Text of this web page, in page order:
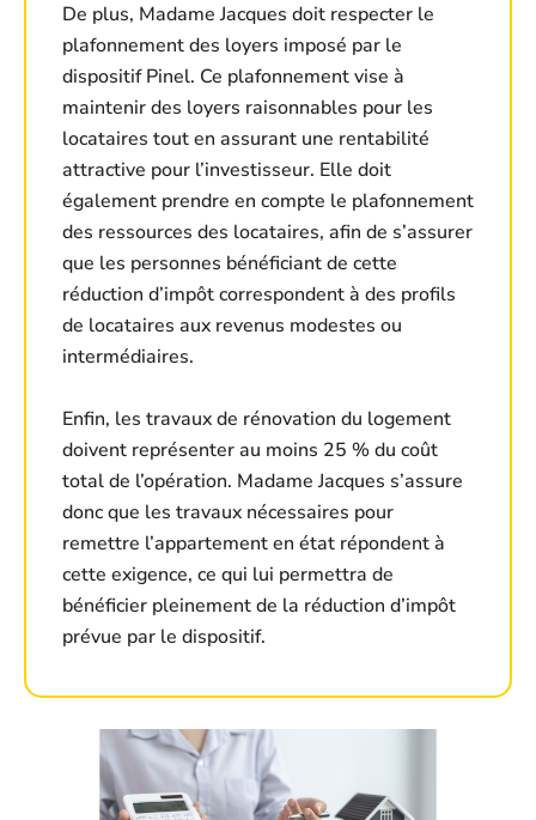
De plus, Madame Jacques doit respecter le
plafonnement des loyers imposé par le
dispositif Pinel. Ce plafonnement vise à
maintenir des loyers raisonnables pour les
locataires tout en assurant une rentabilité
attractive pour l’investisseur. Elle doit
également prendre en compte le plafonnement
des ressources des locataires, afin de s’assurer
que les personnes bénéficiant de cette
réduction d’impôt correspondent à des profils
de locataires aux revenus modestes ou
intermédiaires.
Enfin, les travaux de rénovation du logement
doivent représenter au moins 25 % du coût
total de l’opération. Madame Jacques s’assure
donc que les travaux nécessaires pour
remettre l’appartement en état répondent à
cette exigence, ce qui lui permettra de
bénéficier pleinement de la réduction d’impôt
prévue par le dispositif.